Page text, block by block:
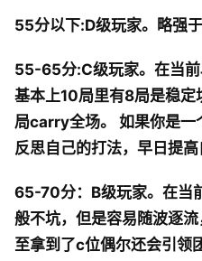
55分以下:D级玩家。略强于
55-65分:C级玩家。在当前
基本上10局里有8局是稳定
局carry全场。 如果你是一
反思自己的打法，早日提高
65-70分：B级玩家。在当
般不坑，但是容易随波逐
至拿到了c位偶尔还会引领